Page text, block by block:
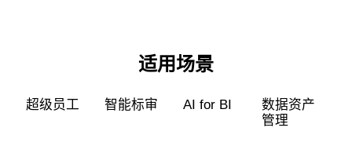
适用场景
超级员工 智能标审 AI for BI
数据资产
管理